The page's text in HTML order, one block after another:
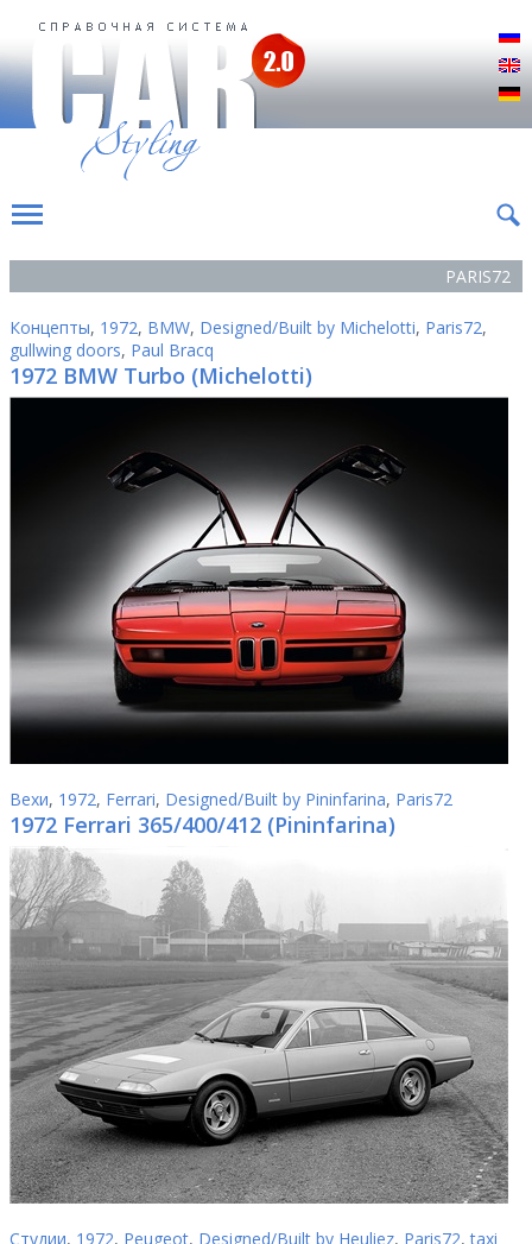
PARIS72
Концепты, 1972, BMW, Designed/Built by Michelotti, Paris72,
gullwing doors, Paul Bracq
1972 BMW Turbo (Michelotti)
Вехи, 1972, Ferrari, Designed/Built by Pininfarina, Paris72
1972 Ferrari 365/400/412 (Pininfarina)
Студии, 1972, Peugeot, Designed/Built by Heuliez, Paris72,taxi